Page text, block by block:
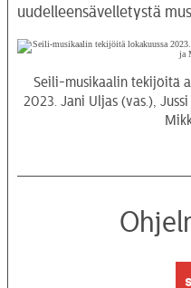
uudelleensävelletystä
Seili-musikaalin tekijöitä
2023. Jani Uljas (vas.),